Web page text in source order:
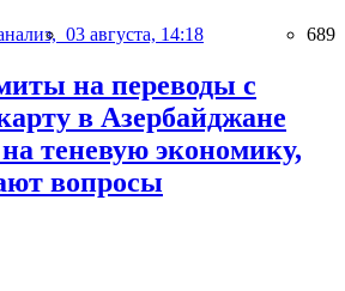
03 августа, 14:18 689
на переводы с
в Азербайджане
теневую экономику,
вопросы